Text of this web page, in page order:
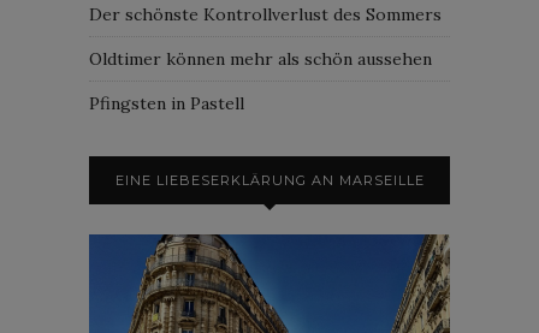
Der schönste Kontrollverlust des Sommers
Oldtimer können mehr als schön aussehen
Pfingsten in Pastell
EINE LIEBESERKLÄRUNG AN MARSEILLE